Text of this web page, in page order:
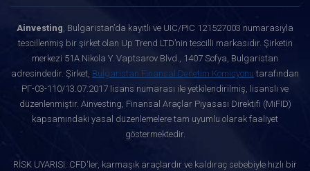
Ainvesting, Bulgaristan’da kayıtlı ve UIC/PIC 121527003 numarasıyla
tescillenmiş bir şirket olan Up Trend LTD’nin tescilli markasıdır. Şirketin
merkezi 51A Nikola Y. Vaptsarov Blvd., 1407 Sofya, Bulgaristan
adresindedir. Şirket, Bulgaristan Finansal Denetim Komisyonu tarafından
РГ-03-110/13.07.2017 lisans numarası ile yetkilendirilmiş, lisanslı ve
düzenlenmiştir. Ainvesting, Finansal Araçlar Piyasası Direktifi (MiFID)
kapsamındaki yasal düzenlemelere tam uyumlu olarak faaliyet
göstermektedir.
RİSK UYARISI: CFD'ler, karmaşık araçlardır ve kaldıraç sebebiyle hızlı bir